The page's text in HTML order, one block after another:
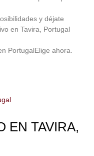
y déjate
en Tavira, Portugal
PortugalElige ahora.
EN TAVIRA,